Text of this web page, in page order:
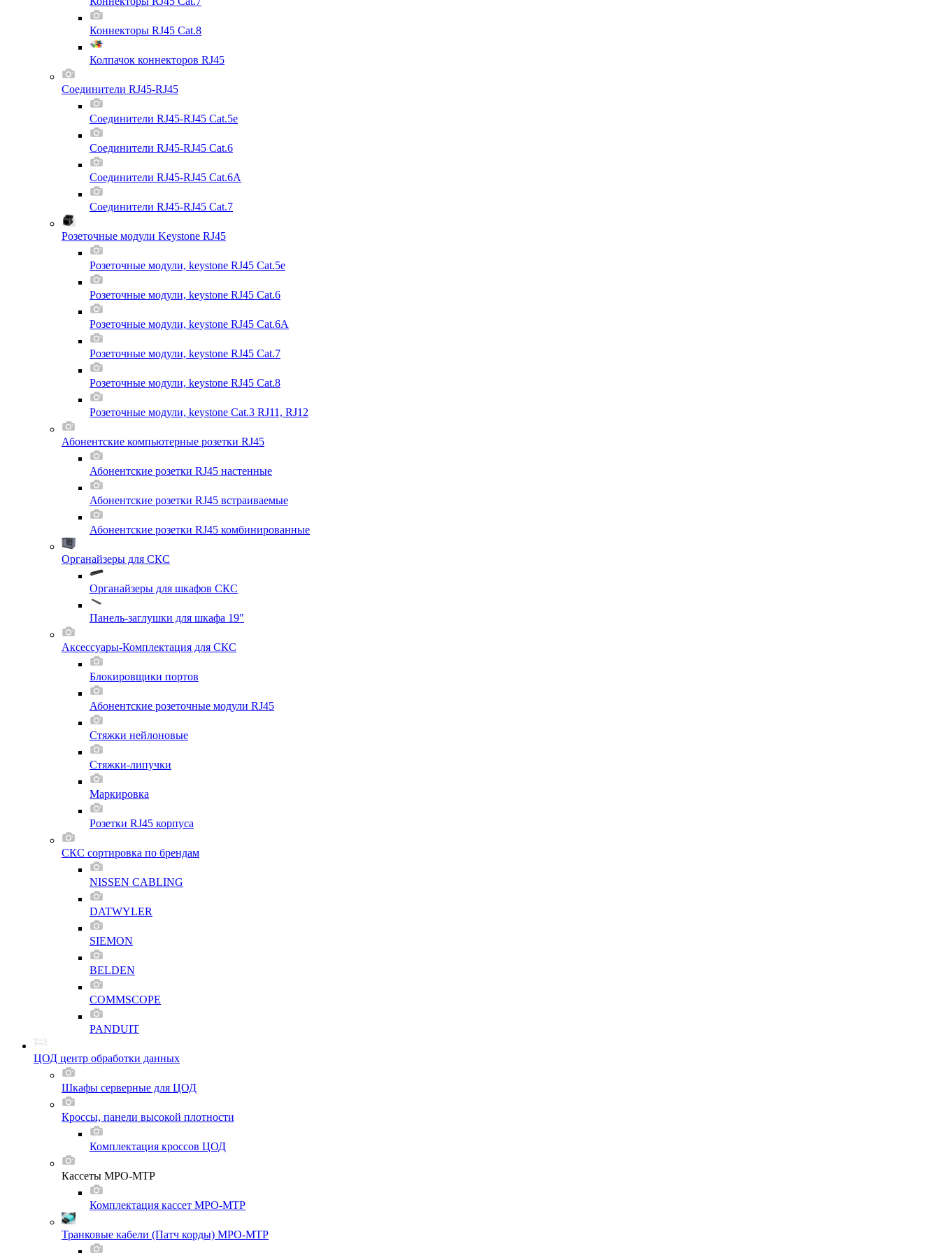
Коннекторы RJ45 Cat.8
Колпачок коннекторов RJ45
Соединители RJ45-RJ45
Соединители RJ45-RJ45 Cat.5e
Соединители RJ45-RJ45 Cat.6
Соединители RJ45-RJ45 Cat.6A
Соединители RJ45-RJ45 Cat.7
Розеточные модули Keystone RJ45
Розеточные модули, keystone RJ45 Cat.5e
Розеточные модули, keystone RJ45 Cat.6
Розеточные модули, keystone RJ45 Cat.6A
Розеточные модули, keystone RJ45 Cat.7
Розеточные модули, keystone RJ45 Cat.8
Розеточные модули, keystone Cat.3 RJ11, RJ12
Абонентские компьютерные розетки RJ45
Абонентские розетки RJ45 настенные
Абонентские розетки RJ45 встраиваемые
Абонентские розетки RJ45 комбинированные
Органайзеры для СКС
Органайзеры для шкафов СКС
Панель-заглушки для шкафа 19"
Аксессуары-Комплектация для СКС
Блокировщики портов
Абонентские розеточные модули RJ45
Стяжки нейлоновые
Стяжки-липучки
Маркировка
Розетки RJ45 корпуса
СКС сортировка по брендам
NISSEN CABLING
DATWYLER
SIEMON
BELDEN
COMMSCOPE
PANDUIT
ЦОД центр обработки данных
Шкафы серверные для ЦОД
Кроссы, панели высокой плотности
Комплектация кроссов ЦОД
Кассеты MPO-MTP
Комплектация кассет MPO-MTP
Транковые кабели (Патч корды) MPO-MTP